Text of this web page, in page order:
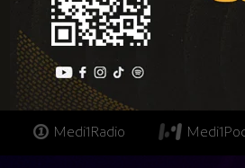
Medi1Radio